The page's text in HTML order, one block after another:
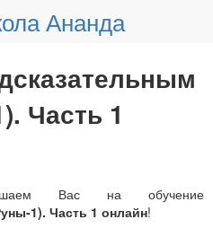
Ананда
Часть 1
Вас на обучение
1). Часть 1 онлайн!